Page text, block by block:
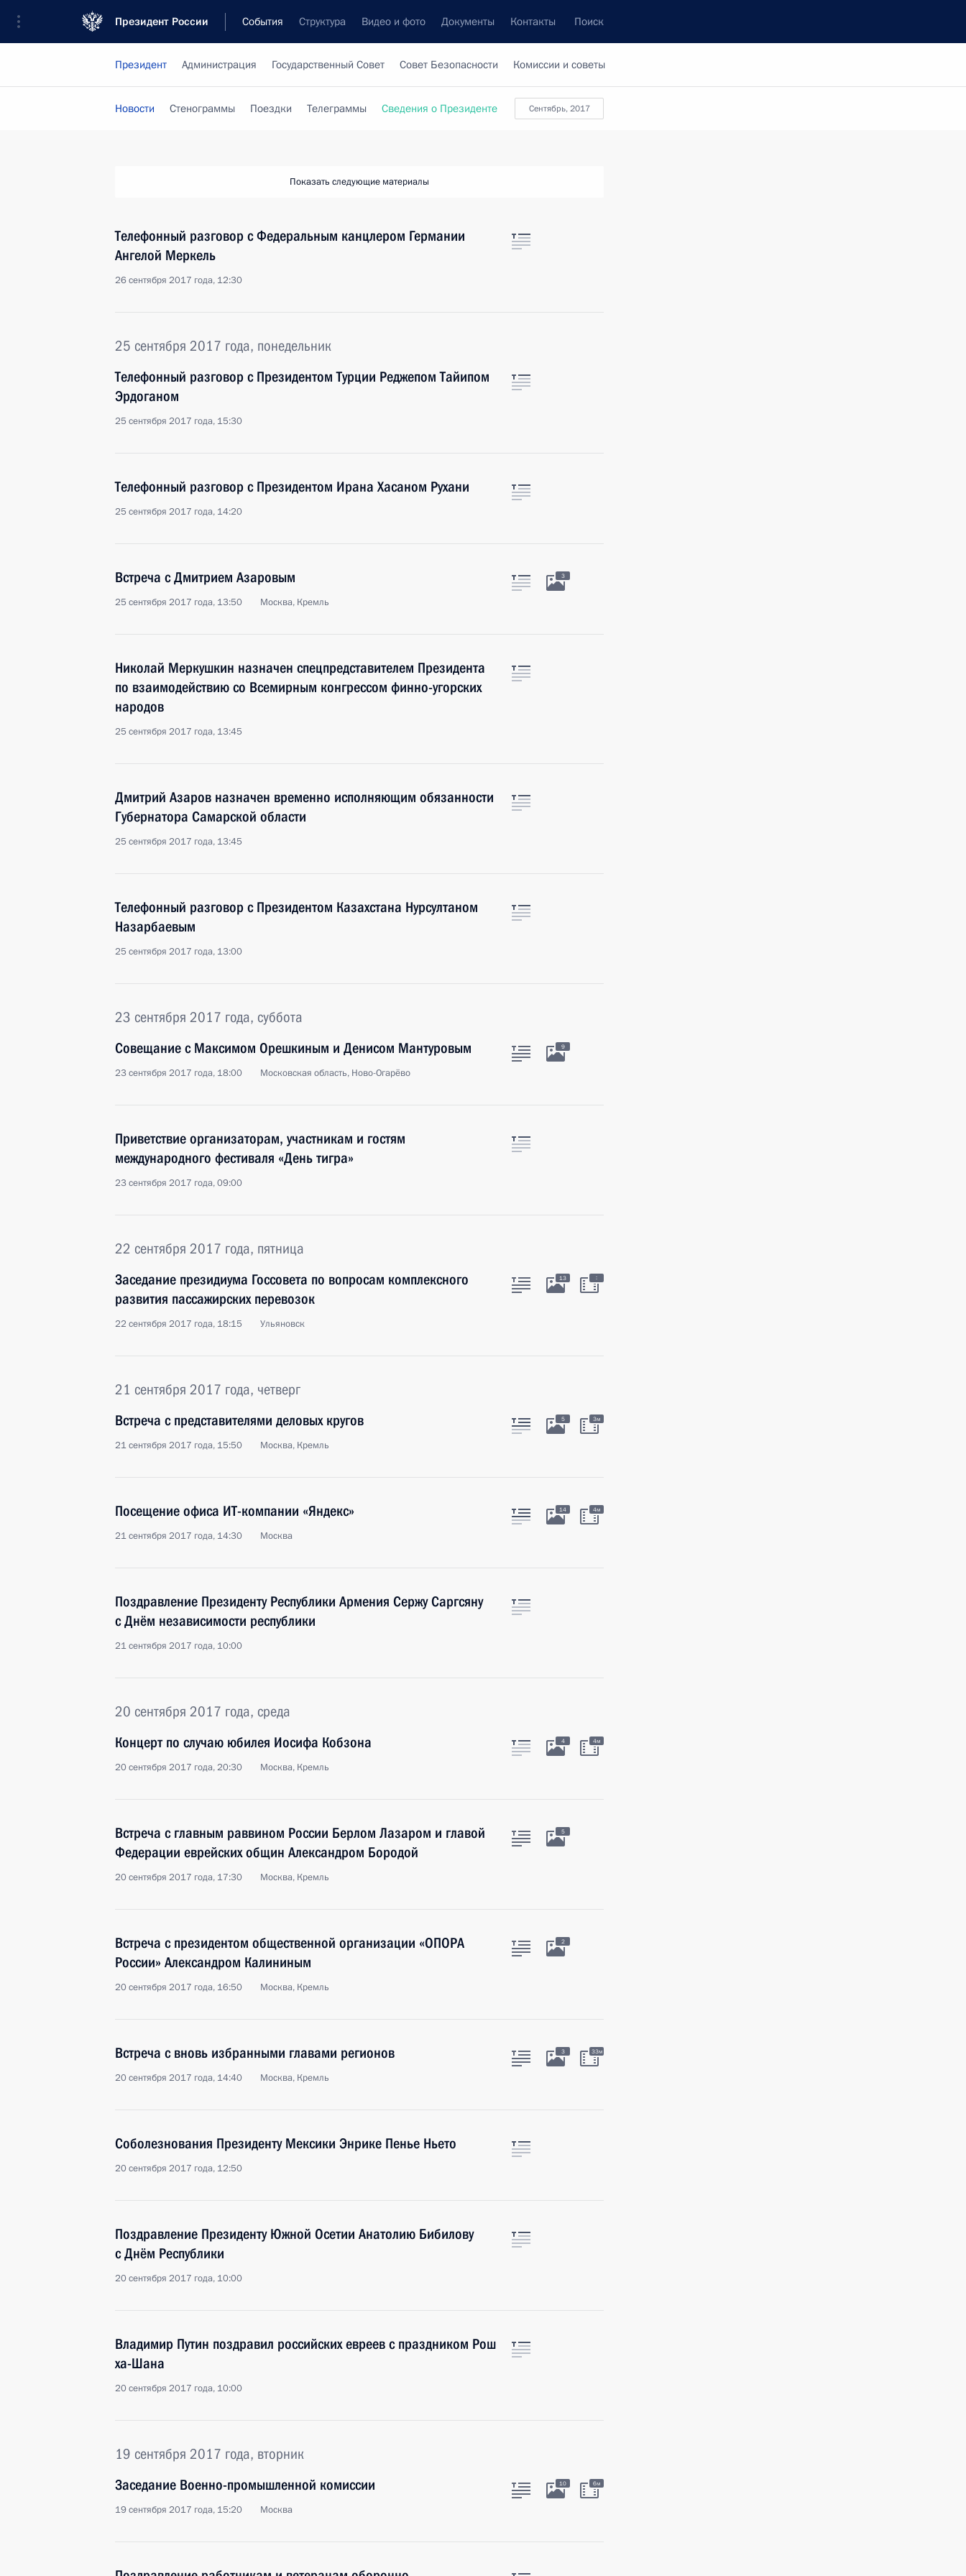
Президент России События Структура Видео и фото Документы Контакты Поиск
Президент Администрация Государственный Совет Совет Безопасности Комиссии и советы
сентябрь, 2017
Новости Стенограммы Поездки Телеграммы Сведения о Президенте
Показать следующие материалы
Телефонный разговор с Федеральным канцлером Германии
Ангелой Меркель
26 сентября 2017 года, 12:30
25 сентября 2017 года, понедельник
Телефонный разговор с Президентом Турции Реджепом Тайипом
Эрдоганом
25 сентября 2017 года, 15:30
Телефонный разговор с Президентом Ирана Хасаном Рухани
25 сентября 2017 года, 14:20
Встреча с Дмитрием Азаровым
25 сентября 2017 года, 13:50 Москва, Кремль
3
Николай Меркушкин назначен спецпредставителем Президента
по взаимодействию со Всемирным конгрессом финно-угорских
народов
25 сентября 2017 года, 13:45
Дмитрий Азаров назначен временно исполняющим обязанности
Губернатора Самарской области
25 сентября 2017 года, 13:45
Телефонный разговор с Президентом Казахстана Нурсултаном
Назарбаевым
25 сентября 2017 года, 13:00
23 сентября 2017 года, суббота
Совещание с Максимом Орешкиным и Денисом Мантуровым
23 сентября 2017 года, 18:00 Московская область, Ново-Огарёво
9
Приветствие организаторам, участникам и гостям
международного фестиваля «День тигра»
23 сентября 2017 года, 09:00
22 сентября 2017 года, пятница
Заседание президиума Госсовета по вопросам комплексного
развития пассажирских перевозок
22 сентября 2017 года, 18:15 Ульяновск
13 :
21 сентября 2017 года, четверг
Встреча с представителями деловых кругов
21 сентября 2017 года, 15:50 Москва, Кремль
5 3м
Посещение офиса ИТ-компании «Яндекс»
21 сентября 2017 года, 14:30 Москва
14 4м
Поздравление Президенту Республики Армения Сержу Саргсяну
с Днём независимости республики
21 сентября 2017 года, 10:00
20 сентября 2017 года, среда
Концерт по случаю юбилея Иосифа Кобзона
20 сентября 2017 года, 20:30 Москва, Кремль
4 4м
Встреча с главным раввином России Берлом Лазаром и главой
Федерации еврейских общин Александром Бородой
20 сентября 2017 года, 17:30 Москва, Кремль
5
Встреча с президентом общественной организации «ОПОРА
России» Александром Калининым
20 сентября 2017 года, 16:50 Москва, Кремль
2
Встреча с вновь избранными главами регионов
20 сентября 2017 года, 14:40 Москва, Кремль
3 33м
Соболезнования Президенту Мексики Энрике Пенье Ньето
20 сентября 2017 года, 12:50
Поздравление Президенту Южной Осетии Анатолию Бибилову
с Днём Республики
20 сентября 2017 года, 10:00
Владимир Путин поздравил российских евреев с праздником Рош
ха-Шана
20 сентября 2017 года, 10:00
19 сентября 2017 года, вторник
Заседание Военно-промышленной комиссии
19 сентября 2017 года, 15:20 Москва
10 6м